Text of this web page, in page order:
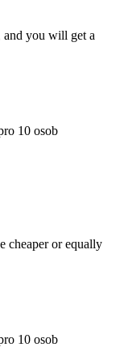
and you will get a
10 osob
cheaper or equally
10 osob